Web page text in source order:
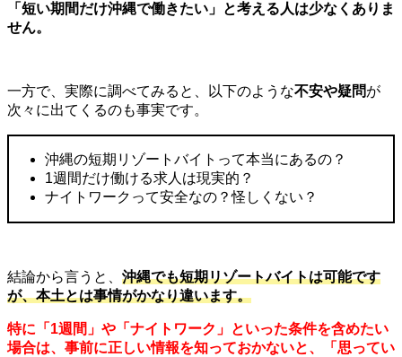
「短い期間だけ沖縄で働きたい」と考える人は少なくありま
せん。
一方で、実際に調べてみると、以下のような不安や疑問が
次々に出てくるのも事実です。
沖縄の短期リゾートバイトって本当にあるの？
1週間だけ働ける求人は現実的？
ナイトワークって安全なの？怪しくない？
結論から言うと、 沖縄でも短期リゾートバイトは可能です
が、本土とは事情がかなり違います。
特に「1週間」や「ナイトワーク」といった条件を含めたい
場合は、事前に正しい情報を知っておかないと、「思ってい